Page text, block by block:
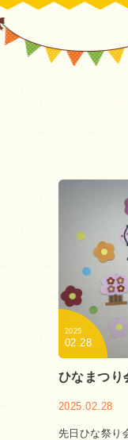
2025
02.28
ひなまつり
2025.02.28
先日ひな祭り